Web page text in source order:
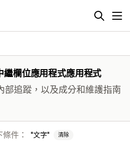
繼欄位應用程式應用程式
部追蹤，以及成分和維護指南
件： 文字 清除